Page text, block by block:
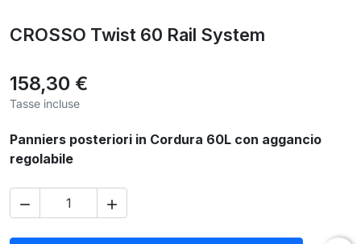
CROSSO Twist 60 Rail System
158,30 €
Tasse incluse
Panniers posteriori in Cordura 60L con aggancio
regolabile
 